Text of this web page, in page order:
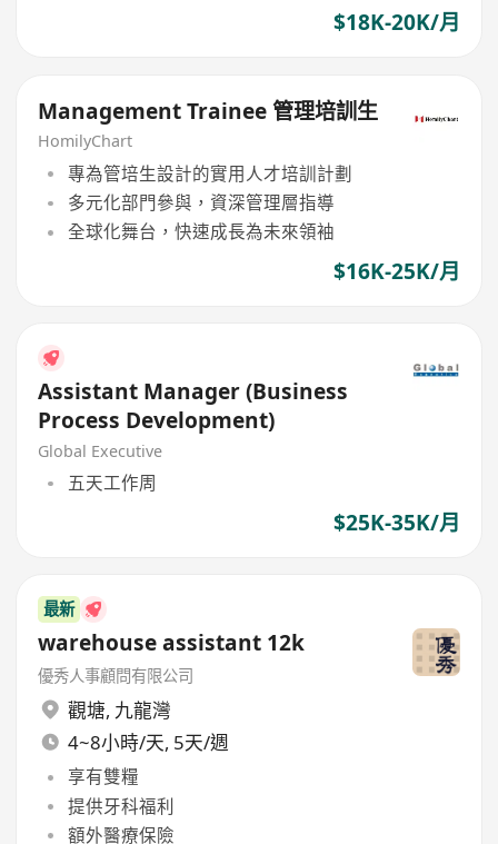
$18K-20K/月
Management Trainee 管理培訓生
HomilyChart
專為管培生設計的實用人才培訓計劃
多元化部門參與，資深管理層指導
全球化舞台，快速成長為未來領袖
$16K-25K/月
Assistant Manager (Business
Process Development)
Global Executive
五天工作周
$25K-35K/月
最新
warehouse assistant 12k
優秀人事顧問有限公司
觀塘, 九龍灣
4~8小時/天, 5天/週
享有雙糧
提供牙科福利
額外醫療保險